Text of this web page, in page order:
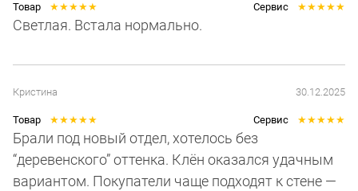
Товар ★★★★★ Сервис ★★★★★
Светлая. Встала нормально.
Кристина 30.12.2025
Товар ★★★★★ Сервис ★★★★★
Брали под новый отдел, хотелось без
“деревенского” оттенка. Клён оказался удачным
вариантом. Покупатели чаще подходят к стене —